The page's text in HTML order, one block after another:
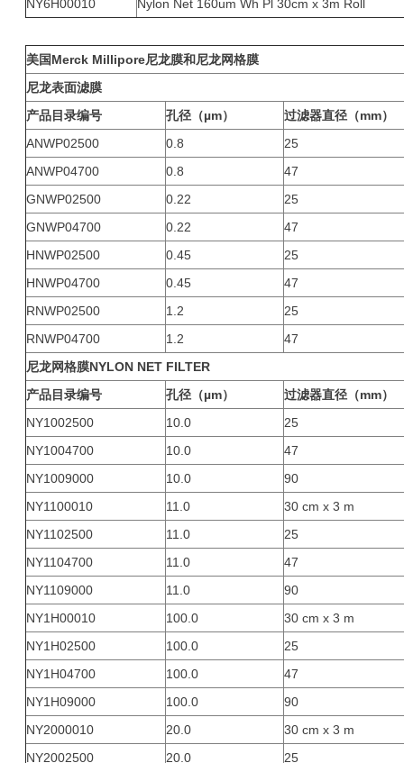
NY6H00010
Nylon Net 160um Wh Pl 30cm x 3m Roll
美国Merck Millipore尼龙膜和尼龙网格膜
尼龙表面滤膜
产品目录编号
孔径（µm）
过滤器直径（mm）
ANWP02500
0.8
25
ANWP04700
0.8
47
GNWP02500
0.22
25
GNWP04700
0.22
47
HNWP02500
0.45
25
HNWP04700
0.45
47
RNWP02500
1.2
25
RNWP04700
1.2
47
尼龙网格膜NYLON NET FILTER
产品目录编号
孔径（µm）
过滤器直径（mm）
NY1002500
10.0
25
NY1004700
10.0
47
NY1009000
10.0
90
NY1100010
11.0
30 cm x 3 m
NY1102500
11.0
25
NY1104700
11.0
47
NY1109000
11.0
90
NY1H00010
100.0
30 cm x 3 m
NY1H02500
100.0
25
NY1H04700
100.0
47
NY1H09000
100.0
90
NY2000010
20.0
30 cm x 3 m
NY2002500
20.0 25